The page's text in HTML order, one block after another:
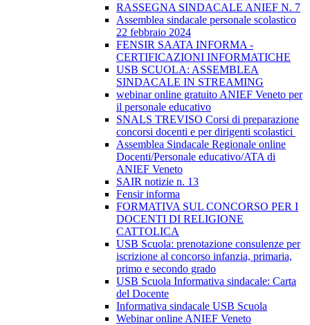
RASSEGNA SINDACALE ANIEF N. 7
Assemblea sindacale personale scolastico
22 febbraio 2024
FENSIR SAATA INFORMA -
CERTIFICAZIONI INFORMATICHE
USB SCUOLA: ASSEMBLEA
SINDACALE IN STREAMING
webinar online gratuito ANIEF Veneto per
il personale educativo
SNALS TREVISO Corsi di preparazione
concorsi docenti e per dirigenti scolastici
Assemblea Sindacale Regionale online
Docenti/Personale educativo/ATA di
ANIEF Veneto
SAIR notizie n. 13
Fensir informa
FORMATIVA SUL CONCORSO PER I
DOCENTI DI RELIGIONE
CATTOLICA
USB Scuola: prenotazione consulenze per
iscrizione al concorso infanzia, primaria,
primo e secondo grado
USB Scuola Informativa sindacale: Carta
del Docente
Informativa sindacale USB Scuola
Webinar online ANIEF Veneto